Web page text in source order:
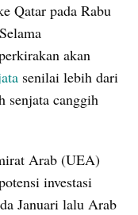
Qatar pada Rabu
akan
senilai lebih dari
senjata canggih
Arab (UEA)
investasi
Januari lalu Arab